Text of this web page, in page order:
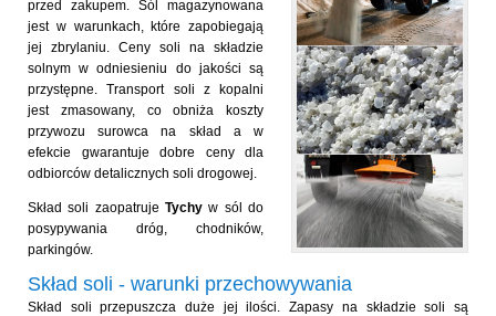
przed zakupem. Sól magazynowana
jest w warunkach, które zapobiegają
jej zbrylaniu. Ceny soli na składzie
solnym w odniesieniu do jakości są
przystępne. Transport soli z kopalni
jest zmasowany, co obniża koszty
przywozu surowca na skład a w
efekcie gwarantuje dobre ceny dla
odbiorców detalicznych soli drogowej.
Skład soli zaopatruje Tychy w sól do
posypywania dróg, chodników,
parkingów.
Skład soli - warunki przechowywania
Skład soli przepuszcza duże jej ilości. Zapasy na składzie soli są